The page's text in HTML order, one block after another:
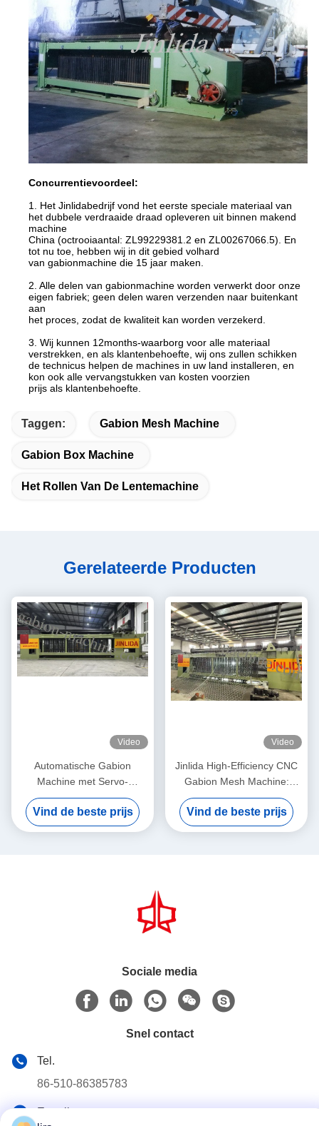
Concurrentievoordeel:
1. Het Jinlidabedrijf vond het eerste speciale materiaal van
het dubbele verdraaide draad opleveren uit binnen makend
machine
China (octrooiaantal: ZL99229381.2 en ZL00267066.5). En
tot nu toe, hebben wij in dit gebied volhard
van gabionmachine die 15 jaar maken.
2. Alle delen van gabionmachine worden verwerkt door onze
eigen fabriek; geen delen waren verzenden naar buitenkant
aan
het proces, zodat de kwaliteit kan worden verzekerd.
3. Wij kunnen 12months-waarborg voor alle materiaal
verstrekken, en als klantenbehoefte, wij ons zullen schikken
de technicus helpen de machines in uw land installeren, en
kon ook alle vervangstukken van kosten voorzien
prijs als klantenbehoefte.
Taggen: Gabion Mesh Machine
Gabion Box Machine
Het Rollen Van De Lentemachine
Gerelateerde Producten
Video
Automatische Gabion
Machine met Servo-
gedreven Precision Mesh
Maker 5,3m Max Breedte
Vind de beste prijs
Video
Jinlida High-Efficiency CNC
Gabion Mesh Machine:
Perfect Combination of Fast
Output and Precision
Weaving to Boost
Vind de beste prijs
Sociale media
Snel contact
Tel.
86-510-86385783